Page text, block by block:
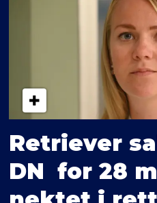
Retriever
DN for 28